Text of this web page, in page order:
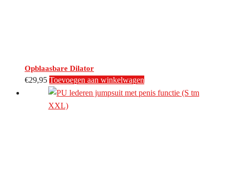
Opblaasbare Dilator
€29,95 Toevoegen aan winkelwagen